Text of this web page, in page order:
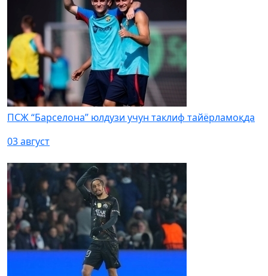
ПСЖ “Барселона” юлдузи учун таклиф тайёрламоқда
03 август